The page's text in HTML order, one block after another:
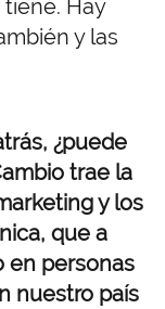
Hay
y las
¿puede
trae la
y los
que a
en personas
nuestro país